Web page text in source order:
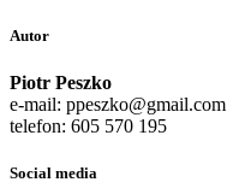
Autor
Piotr Peszko
e-mail: ppeszko@gmail.com
telefon: 605 570 195
Social media